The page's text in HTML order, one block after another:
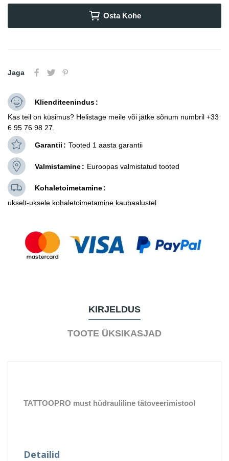
Osta Kohe
Jaga
Klienditeenindus
Kas teil on küsimus? Helistage meile või jätke sõnum numbril +33
6 95 76 98 27.
Garantii Tooted 1 aasta garantii
Valmistamine Euroopas valmistatud tooted
Kohaletoimetamine
ukselt-uksele kohaletoimetamine kaubaalustel
KIRJELDUS
TOOTE ÜKSIKASJAD
TATTOOPRO must hüdrauliline tätoveerimistool
Detailid